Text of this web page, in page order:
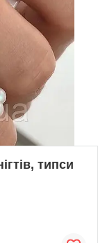
типси